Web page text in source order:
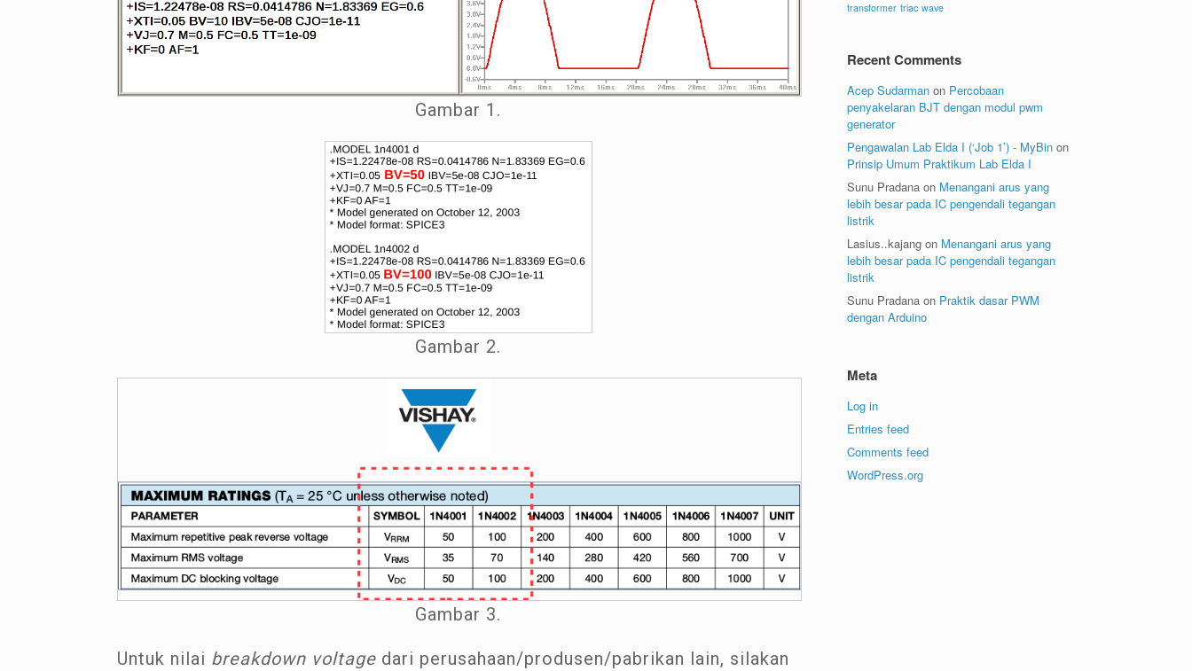
Gambar 1.
Gambar 2.
Gambar 3.
Untuk nilai breakdown voltage dari perusahaan/produsen/pabrikan lain, silakan
transformer triac wave
Recent Comments
Acep Sudarman on Percobaan
penyakelaran BJT dengan modul pwm
generator
Pengawalan Lab Elda I (‘Job 1’) - MyBin on
Prinsip Umum Praktikum Lab Elda I
Sunu Pradana on Menangani arus yang
lebih besar pada IC pengendali tegangan
listrik
Lasius..kajang on Menangani arus yang
lebih besar pada IC pengendali tegangan
listrik
Sunu Pradana on Praktik dasar PWM
dengan Arduino
Meta
Log in
Entries feed
Comments feed
WordPress.org